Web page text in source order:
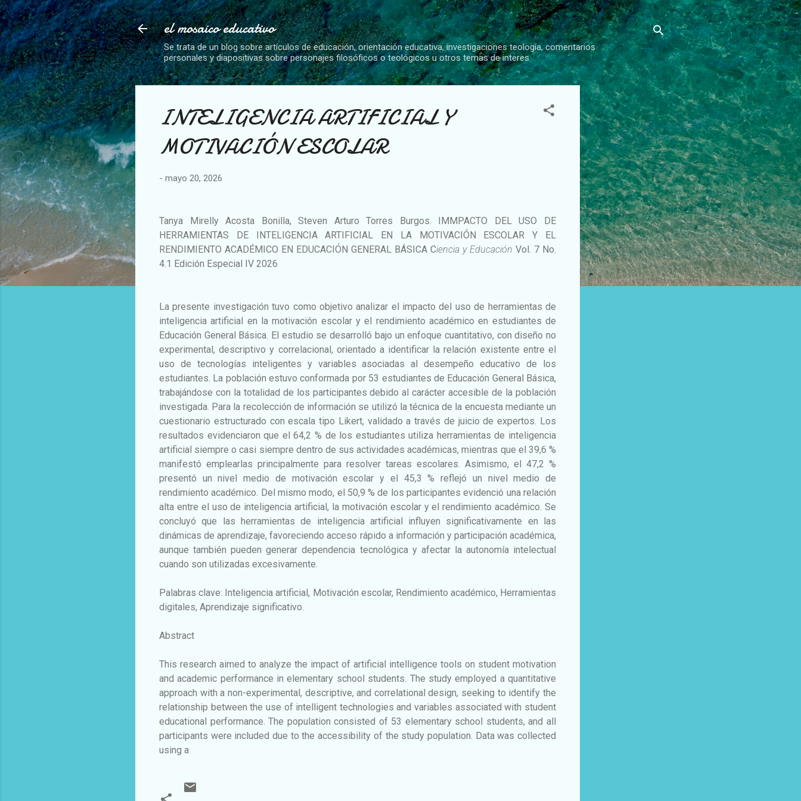
Ir al contenido principal
el mosaico educativo
Se trata de un blog sobre artículos de educación, orientación educativa, investigaciones teología, comentarios
personales y diapositivas sobre personajes filosóficos o teológicos u otros temas de interes
INTELIGENCIA ARTIFICIAL Y
MOTIVACIÓN ESCOLAR
- mayo 20, 2026
Tanya Mirelly Acosta Bonilla, Steven Arturo Torres Burgos. IMMPACTO DEL USO DE
HERRAMIENTAS DE INTELIGENCIA ARTIFICIAL EN LA MOTIVACIÓN ESCOLAR Y EL
RENDIMIENTO ACADÉMICO EN EDUCACIÓN GENERAL BÁSICA Ciencia y Educación Vol. 7 No.
4.1 Edición Especial IV 2026
La presente investigación tuvo como objetivo analizar el impacto del uso de herramientas de
inteligencia artificial en la motivación escolar y el rendimiento académico en estudiantes de
Educación General Básica. El estudio se desarrolló bajo un enfoque cuantitativo, con diseño no
experimental, descriptivo y correlacional, orientado a identificar la relación existente entre el
uso de tecnologías inteligentes y variables asociadas al desempeño educativo de los
estudiantes. La población estuvo conformada por 53 estudiantes de Educación General Básica,
trabajándose con la totalidad de los participantes debido al carácter accesible de la población
investigada. Para la recolección de información se utilizó la técnica de la encuesta mediante un
cuestionario estructurado con escala tipo Likert, validado a través de juicio de expertos. Los
resultados evidenciaron que el 64,2 % de los estudiantes utiliza herramientas de inteligencia
artificial siempre o casi siempre dentro de sus actividades académicas, mientras que el 39,6 %
manifestó emplearlas principalmente para resolver tareas escolares. Asimismo, el 47,2 %
presentó un nivel medio de motivación escolar y el 45,3 % reflejó un nivel medio de
rendimiento académico. Del mismo modo, el 50,9 % de los participantes evidenció una relación
alta entre el uso de inteligencia artificial, la motivación escolar y el rendimiento académico. Se
concluyó que las herramientas de inteligencia artificial influyen significativamente en las
dinámicas de aprendizaje, favoreciendo acceso rápido a información y participación académica,
aunque también pueden generar dependencia tecnológica y afectar la autonomía intelectual
cuando son utilizadas excesivamente.
Palabras clave: Inteligencia artificial, Motivación escolar, Rendimiento académico, Herramientas
digitales, Aprendizaje significativo.
Abstract
This research aimed to analyze the impact of artificial intelligence tools on student motivation
and academic performance in elementary school students. The study employed a quantitative
approach with a non-experimental, descriptive, and correlational design, seeking to identify the
relationship between the use of intelligent technologies and variables associated with student
educational performance. The population consisted of 53 elementary school students, and all
participants were included due to the accessibility of the study population. Data was collected
using a